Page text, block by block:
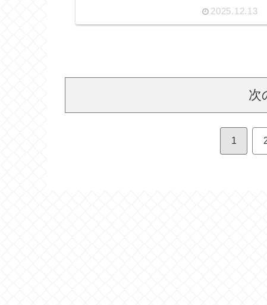
川・新潟・長野・岐阜・静岡・愛
知・京都・大阪・兵庫・和歌山・広
2025.12.13
次
1